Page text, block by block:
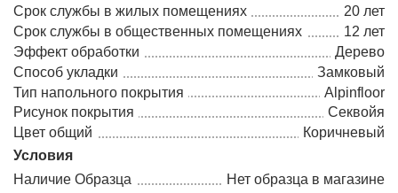
Срок службы в жилых помещениях
20 лет
Срок службы в общественных помещениях
12 лет
Эффект обработки
Дерево
Способ укладки
Замковый
Тип напольного покрытия
Alpinfloor
Рисунок покрытия
Секвойя
Цвет общий
Коричневый
Условия
Наличие Образца
Нет образца в магазине